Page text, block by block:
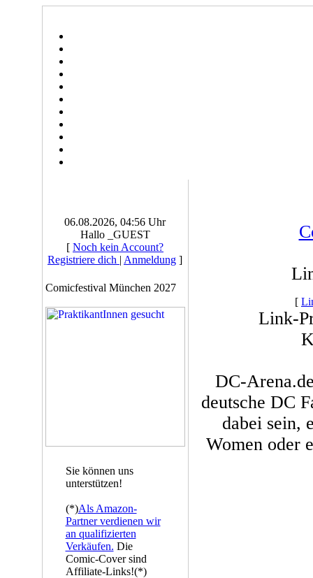
06.08.2026, 04:56 Uhr
Hallo _GUEST
[ Noch kein Account?
Registriere dich | Anmeldung ]
Comicfestival München 2027
Sie können uns
unterstützen!
(*)Als Amazon-
Partner verdienen wir
an qualifizierten
Verkäufen. Die
Comic-Cover sind
Affiliate-Links!(*)
[
Link-
DC-
deutsche DC
dabei sein,
Women oder